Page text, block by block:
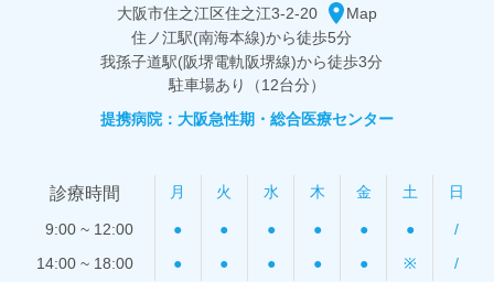
大阪市住之江区住之江3-2-20
Map
住ノ江駅(南海本線)から徒歩5分
我孫子道駅(阪堺電軌阪堺線)から徒歩3分
駐車場あり（12台分）
提携病院：大阪急性期・総合医療センター
診療時間 月 火 水 木 金 土 日
9:00 ~ 12:00 ● ● ● ● ● ●
/
14:00 ~ 18:00
● ● ● ● ● ※
/